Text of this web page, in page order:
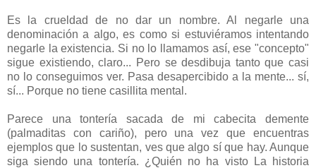
Es la crueldad de no dar un nombre. Al negarle una
denominación a algo, es como si estuviéramos intentando
negarle la existencia. Si no lo llamamos así, ese "concepto"
sigue existiendo, claro... Pero se desdibuja tanto que casi
no lo conseguimos ver. Pasa desapercibido a la mente... sí,
sí... Porque no tiene casillita mental.
Parece una tontería sacada de mi cabecita demente
(palmaditas con cariño), pero una vez que encuentras
ejemplos que lo sustentan, ves que algo sí que hay. Aunque
siga siendo una tontería. ¿Quién no ha visto La historia